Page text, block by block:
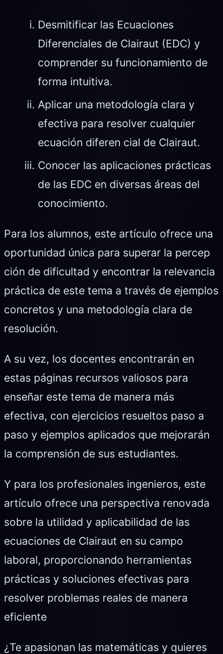
Desmitificar las Ecuaciones
Diferenciales de Clairaut (EDC) y
comprender su funcionamiento de
forma intuitiva.
Aplicar una metodología clara y
efectiva para resolver cualquier
ecuación diferen cial de Clairaut.
Conocer las aplicaciones prácticas
de las EDC en diversas áreas del
conocimiento.
Para los alumnos, este artículo ofrece una
oportunidad única para superar la percep
ción de dificultad y encontrar la relevancia
práctica de este tema a través de ejemplos
concretos y una metodología clara de
resolución.
A su vez, los docentes encontrarán en
estas páginas recursos valiosos para
enseñar este tema de manera más
efectiva, con ejercicios resueltos paso a
paso y ejemplos aplicados que mejorarán
la comprensión de sus estudiantes.
Y para los profesionales ingenieros, este
artículo ofrece una perspectiva renovada
sobre la utilidad y aplicabilidad de las
ecuaciones de Clairaut en su campo
laboral, proporcionando herramientas
prácticas y soluciones efectivas para
resolver problemas reales de manera
eficiente
¿Te apasionan las matemáticas y quieres